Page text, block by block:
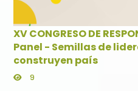
XV CONGRESO DE
Panel - Semillas de
construyen país
9